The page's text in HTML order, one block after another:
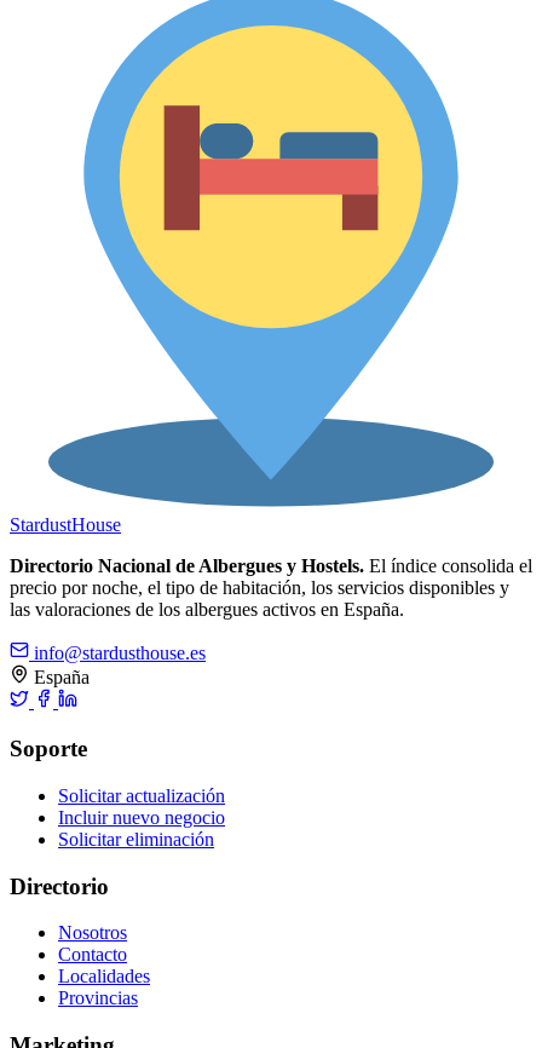
StardustHouse
Directorio Nacional de Albergues y Hostels. El índice consolida el
precio por noche, el tipo de habitación, los servicios disponibles y
las valoraciones de los albergues activos en España.
info@stardusthouse.es
España
Soporte
Solicitar actualización
Incluir nuevo negocio
Solicitar eliminación
Directorio
Nosotros
Contacto
Localidades
Provincias